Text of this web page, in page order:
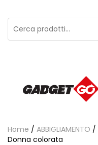
Home / ABBIGLIAMENTO /
Donna colorata